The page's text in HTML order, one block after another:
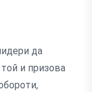
да
и призова